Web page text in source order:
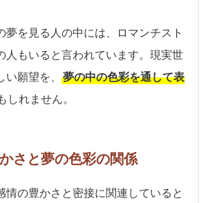
夢を見る人の中には、ロマンチスト
人もいると言われています。現実世
願望を、
夢の中の色彩を通して表
しれません。
さと夢の色彩の関係
情の豊かさと密接に関連していると